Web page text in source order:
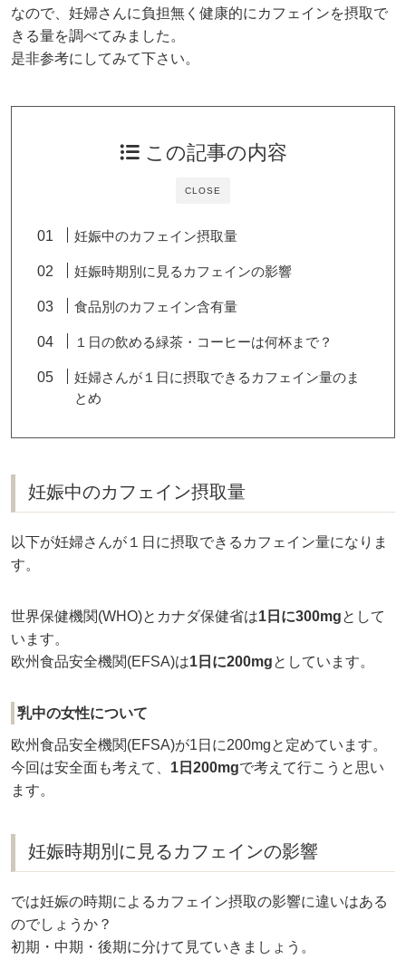
なので、妊婦さんに負担無く健康的にカフェインを摂取で
きる量を調べてみました。
是非参考にしてみて下さい。
CLOSE
この記事の内容
妊娠中のカフェイン摂取量
妊娠時期別に見るカフェインの影響
食品別のカフェイン含有量
１日の飲める緑茶・コーヒーは何杯まで？
妊婦さんが１日に摂取できるカフェイン量のま
とめ
妊娠中のカフェイン摂取量
以下が妊婦さんが１日に摂取できるカフェイン量になりま
す。
世界保健機関(WHO)とカナダ保健省は1日に300mgとして
います。
欧州食品安全機関(EFSA)は1日に200mgとしています。
乳中の女性について
欧州食品安全機関(EFSA)が1日に200mgと定めています。
今回は安全面も考えて、 1日200mgで考えて行こうと思い
ます。
妊娠時期別に見るカフェインの影響
では妊娠の時期によるカフェイン摂取の影響に違いはある
のでしょうか？
初期・中期・後期に分けて見ていきましょう。